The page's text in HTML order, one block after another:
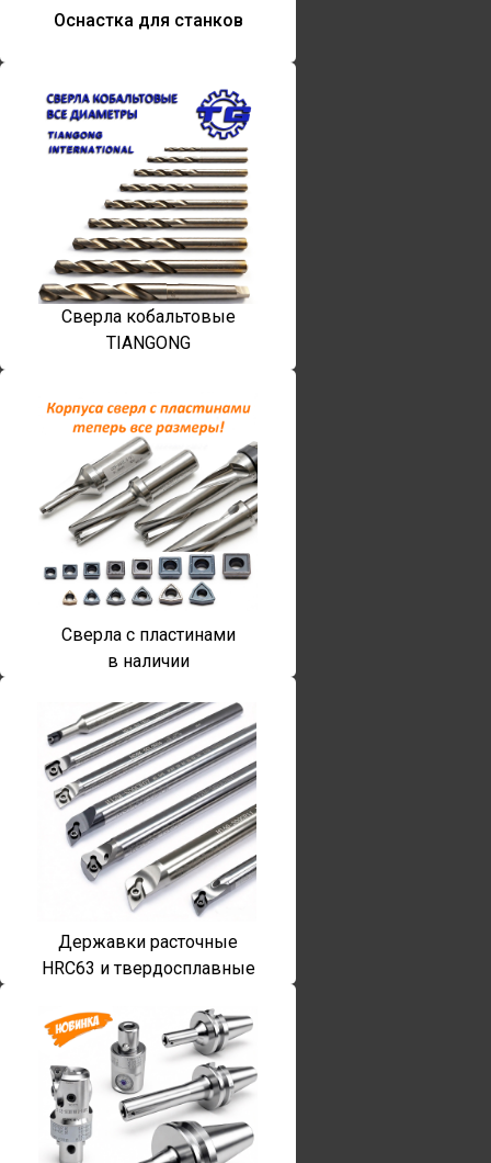
Оснастка для станков
Сверла кобальтовые
TIANGONG
Сверла с пластинами
в наличии
Державки расточные
HRC63 и твердосплавные